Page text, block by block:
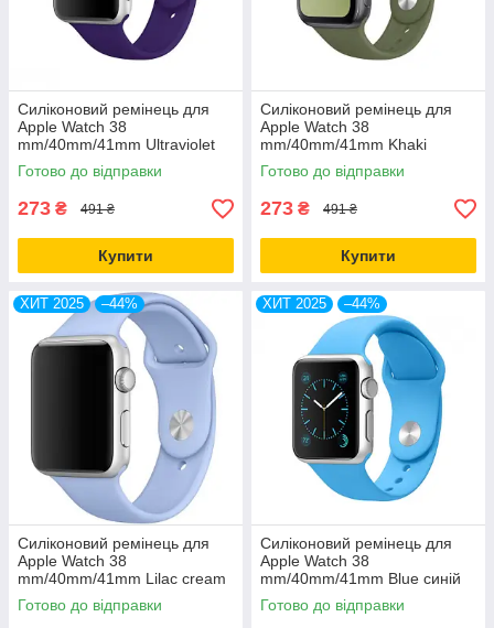
Силіконовий ремінець для
Apple Watch 38
mm/40mm/41mm Ultraviolet
фіолетовий
Готово до відправки
273 ₴ 491 ₴
Купити
Силіконовий ремінець для
Apple Watch 38
mm/40mm/41mm Khaki
зелений
Готово до відправки
273 ₴ 491 ₴
Купити
ХИТ 2025 –44%
Силіконовий ремінець для
Apple Watch 38
mm/40mm/41mm Lilac cream
блакитний
Готово до відправки
ХИТ 2025 –44%
Силіконовий ремінець для
Apple Watch 38
mm/40mm/41mm Blue синій
Готово до відправки